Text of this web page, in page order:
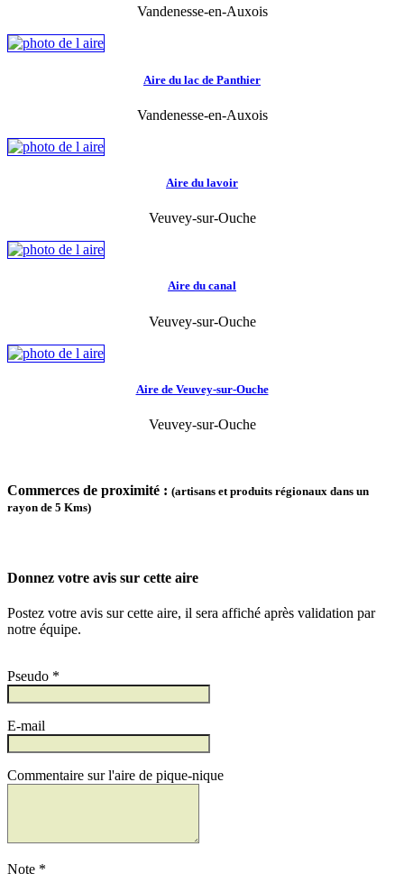
Vandenesse-en-Auxois
Aire du lac de Panthier
Vandenesse-en-Auxois
Aire du lavoir
Veuvey-sur-Ouche
Aire du canal
Veuvey-sur-Ouche
Aire de Veuvey-sur-Ouche
Veuvey-sur-Ouche
Commerces de proximité : (artisans et produits régionaux dans un
rayon de 5 Kms)
Donnez votre avis sur cette aire
Postez votre avis sur cette aire, il sera affiché après validation par
notre équipe.
Pseudo *
E-mail
Commentaire sur l'aire de pique-nique
Note *